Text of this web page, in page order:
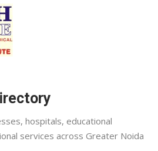
hospitals, educational
services across Greater Noida